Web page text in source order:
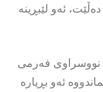
ئەو لێبڕینە
نووسراوی فەرمی
ئەو بڕیارە